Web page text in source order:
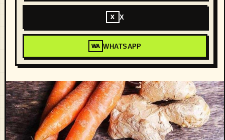
X X
WA WHATSAPP